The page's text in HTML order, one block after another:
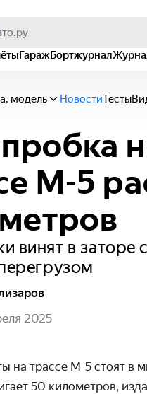
ГаражБортжурнал
модель НовостиТесты
М-5
винят в заторе
2025
на трассе М-5 стоят в
50 километров,